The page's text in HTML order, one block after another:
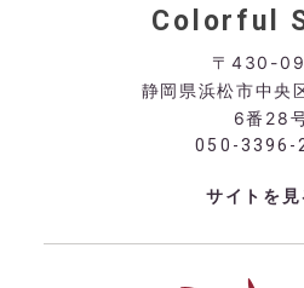
Colorful
〒430-
静岡県浜松市中央
6番28
050-3396-
サイトを